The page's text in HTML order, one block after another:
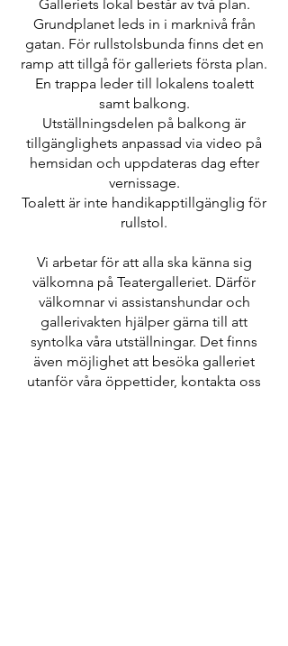
Galleriets lokal består av två plan.
Grundplanet leds in i marknivå från
gatan. För rullstolsbunda finns det en
ramp att tillgå för galleriets första plan.
En trappa leder till lokalens toalett
samt balkong.
Utställningsdelen på balkong är
tillgänglighets anpassad via video på
hemsidan och uppdateras dag efter
vernissage.
Toalett är inte handikapptillgänglig för
rullstol.
Vi arbetar för att alla ska känna sig
välkomna på Teatergalleriet. Därför
välkomnar vi assistanshundar och
gallerivakten hjälper gärna till att
syntolka våra utställningar. Det finns
även möjlighet att besöka galleriet
utanför våra öppettider, kontakta oss